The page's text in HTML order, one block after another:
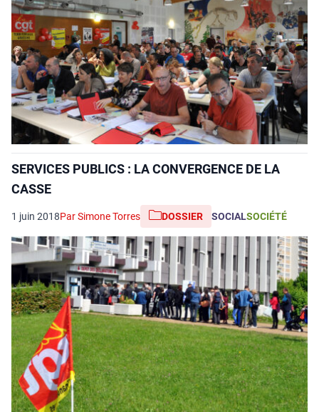
SERVICES PUBLICS : LA CONVERGENCE DE LA
CASSE
1 juin 2018Par Simone Torres DOSSIER SOCIALSOCIÉTÉ